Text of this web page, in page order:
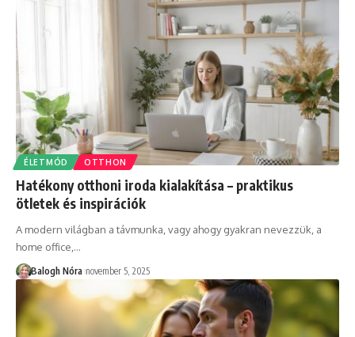
ÉLETMÓD OTTHON
Hatékony otthoni iroda kialakítása – praktikus
ötletek és inspirációk
A modern világban a távmunka, vagy ahogy gyakran nevezzük, a
home office, …
Balogh Nóra november 5, 2025